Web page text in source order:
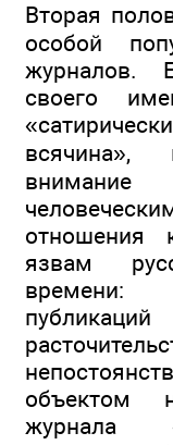
Вторая
особой
журналов.
своего
внимание
отношения
язвам
объектом
журнала